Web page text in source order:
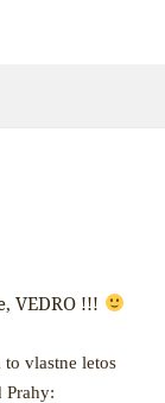
VEDRO !!!
vlastne letos
Prahy: